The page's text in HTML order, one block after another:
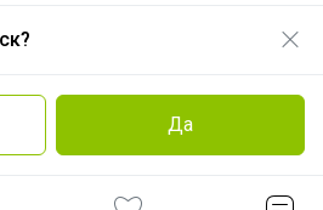
Да
1122468054070, 2012 -2026
конфиденциальности
пользователя